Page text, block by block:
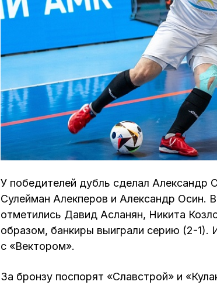
У победителей дубль сделал Александр
Сулейман Алекперов и Александр Осин.
отметились Давид Асланян, Никита
образом, банкиры выиграли серию (2-1).
с «Вектором».
За бронзу поспорят «Славстрой» и